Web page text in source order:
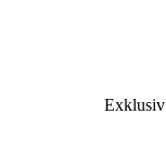
Exklusiv